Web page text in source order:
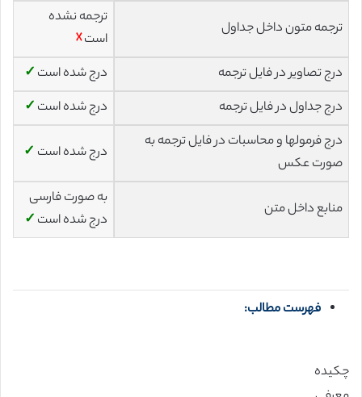
ترجمه متون داخل جداول
ترجمه نشده
است☓
درج تصاویر در فایل ترجمه
درج شده است ✓
درج جداول در فایل ترجمه
درج شده است ✓
درج فرمولها و محاسبات در فایل ترجمه به
صورت عکس
درج شده است ✓
منابع داخل متن
به صورت فارسی
درج شده است ✓
فهرست مطالب:
چکیده